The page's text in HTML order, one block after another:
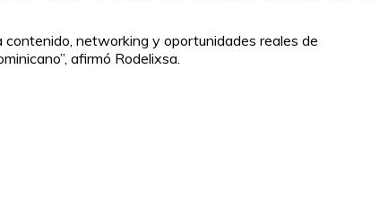
networking y oportunidades reales de
afirmó Rodelixsa.